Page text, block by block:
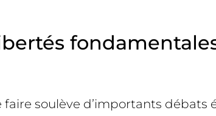
soulève d’importants débats